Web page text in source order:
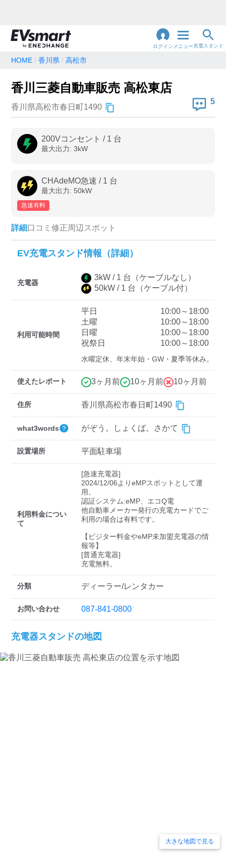
ログイン メニュー充電スタンド
地名・観光スポット・住所で検索
充電器の種類
急速充電器のみ表示
認証システム
EV充電エネチェンジ
三菱ディーラーを表示
日産ディーラーを表示
充電器の出力
中速-20kW-以上 急速-44kW-以上
車種
検索する
HOME 香川県 高松市
香川三菱自動車販売 高松東店
香川県高松市春日町1490
5
200Vコンセント / 1 台
最大出力: 3kW
CHAdeMO急速 / 1 台
最大出力: 50kW
急速有料
詳細口コミ 修正周辺スポット
EV充電スタンド情報（詳細）
充電器
3kW / 1 台
（ケーブルなし）
50kW / 1 台 （ケーブル付）
利用可能時間
平日
10:00～18:00
土曜
10:00～18:00
日曜
10:00～18:00
祝祭日
10:00～18:00
水曜定休、年末年始・GW・夏季等休み。
使えたレポート 3ヶ月前 10ヶ月前 10ヶ月前
住所 香川県高松市春日町1490
what3words がぞう。しょくば。さかて
設置場所 平面駐車場
利用料金につい
て
[急速充電器]
2024/12/06よりeMPスポットとして運
用。
認証システム:eMP、エコQ電
他自動車メーカー発行の充電カードでご
利用の場合は有料です。
【ビジター料金やeMP未加盟充電器の情
報等】
[普通充電器]
充電無料。
分類 ディーラー/レンタカー
お問い合わせ 087-841-0800
充電器スタンドの地図
大きな地図で見る